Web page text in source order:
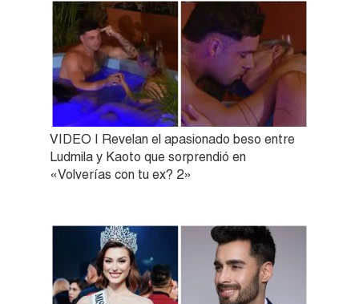
VIDEO | Revelan el apasionado beso entre
Ludmila y Kaoto que sorprendió en
«Volverías con tu ex? 2»